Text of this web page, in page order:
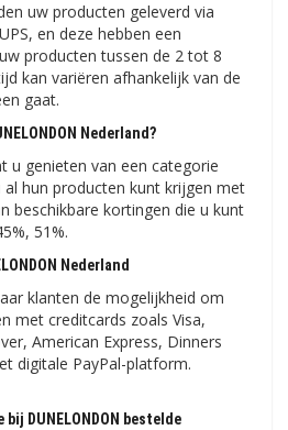
uw producten geleverd via
en deze hebben een
producten tussen de 2 tot 8
kan variëren afhankelijk van de
gaat.
Nederland?
u genieten van een categorie
al hun producten kunt krijgen met
beschikbare kortingen die u kunt
51%.
Nederland
klanten de mogelijkheid om
met creditcards zoals Visa,
American Express, Dinners
digitale PayPal-platform.
DUNELONDON bestelde